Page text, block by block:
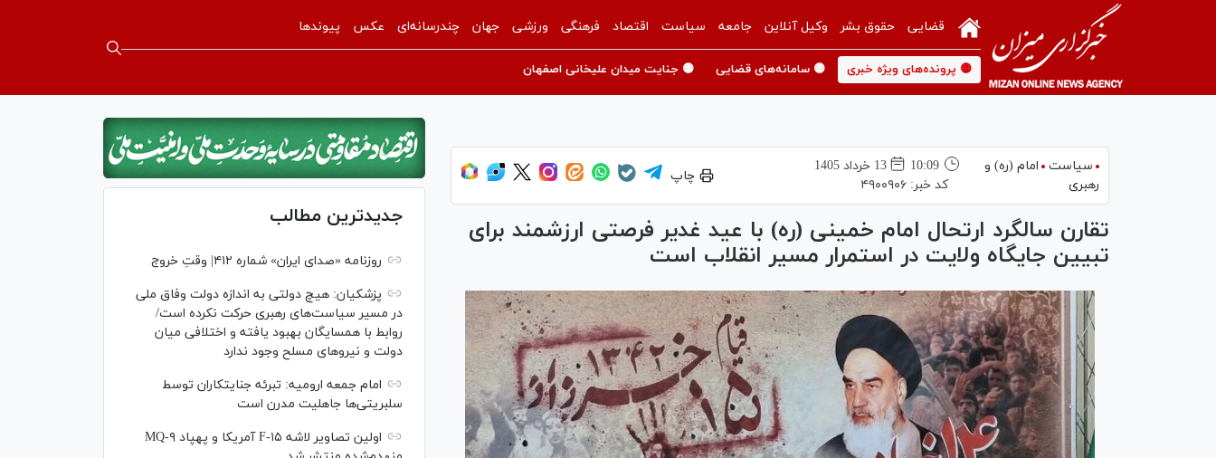
قضایی حقوق بشر وکیل آنلاین جامعه سیاست اقتصاد فرهنگی ورزشی جهان چندرسانه‌ای عکس پیوندها
🟡 پرونده‌های ویژه خبری 🟡 سامانه‌های قضایی 🟡 جنایت میدان علیخانی اصفهان
سیاست
امام (ره) و
رهبری
10:09
13 خرداد 1405
کد خبر:۴۹۰۰۹۰۶
چاپ
تقارن سالگرد ارتحال امام خمینی (ره) با عید غدیر فرصتی ارزشمند برای
تبیین جایگاه ولایت در استمرار مسیر انقلاب است
جدیدترین مطالب
روزنامه «صدای ایران» شماره ۴۱۲| وقتِ خروج
پزشکیان: هیچ دولتی به اندازه دولت وفاق ملی
در مسیر سیاست‌های رهبری حرکت نکرده است/
روابط با همسایگان بهبود یافته و اختلافی میان
دولت و نیروهای مسلح وجود ندارد
امام جمعه ارومیه: تبرئه جنایتکاران توسط
سلبریتی‌ها جاهلیت مدرن است
اولین تصاویر لاشه F-۱۵ آمریکا و پهپاد MQ-۹